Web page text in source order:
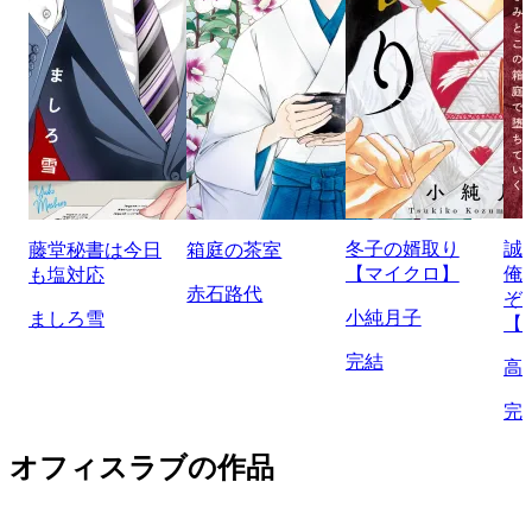
藤堂秘書は今日
も塩対応
ましろ雪
箱庭の茶室
赤石路代
冬子の婿取り
【マイクロ】
小純月子
完結
誠
俺
ぞ
高
完
オフィスラブの作品